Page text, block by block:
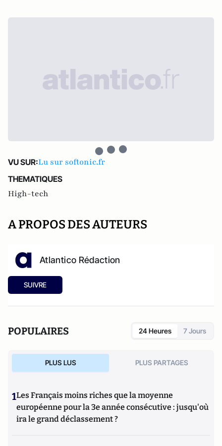
VU SUR:Lu sur softonic.fr
THEMATIQUES
High-tech
A PROPOS DES AUTEURS
Atlantico Rédaction
SUIVRE
POPULAIRES 24 Heures 7 Jours
PLUS LUS PLUS PARTAGES
1Les Français moins riches que la moyenne
européenne pour la 3e année consécutive : jusqu'où
ira le grand déclassement ?